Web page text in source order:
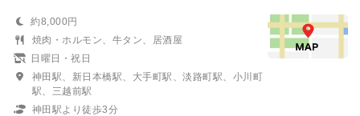
約8,000円
焼肉・ホルモン、牛タン、居酒屋
日曜日・祝日
神田駅、新日本橋駅、大手町駅、淡路町駅、小川町
駅、三越前駅
神田駅より徒歩3分